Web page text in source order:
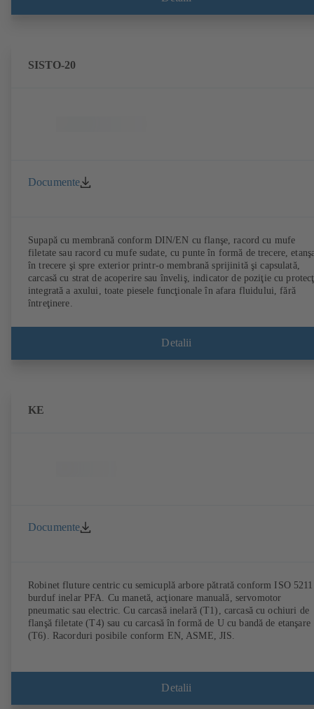
SISTO-20
Documente
Supapă cu membrană conform DIN/EN cu flanşe, racord cu mufe
filetate sau racord cu mufe sudate, cu punte în formă de trecere,
în trecere şi spre exterior printr-o membrană sprijinită şi capsulată,
carcasă cu strat de acoperire sau înveliş, indicator de poziţie cu
integrată a axului, toate piesele funcţionale în afara fluidului, fără
întreţinere.
Detalii
KE
Documente
Robinet fluture centric cu semicuplă arbore pătrată conform ISO
burduf inelar PFA. Cu manetă, acţionare manuală, servomotor
pneumatic sau electric. Cu carcasă inelară (T1), carcasă cu ochiuri de
flanşă filetate (T4) sau cu carcasă în formă de U cu bandă de etanşare
(T6). Racorduri posibile conform EN, ASME, JIS.
Detalii